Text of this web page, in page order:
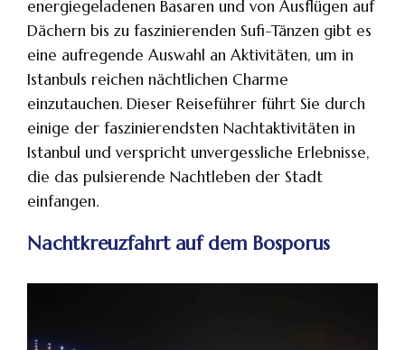
energiegeladenen Basaren und von Ausflügen auf
Dächern bis zu faszinierenden Sufi-Tänzen gibt es
eine aufregende Auswahl an Aktivitäten, um in
Istanbuls reichen nächtlichen Charme
einzutauchen. Dieser Reiseführer führt Sie durch
einige der faszinierendsten Nachtaktivitäten in
Istanbul und verspricht unvergessliche Erlebnisse,
die das pulsierende Nachtleben der Stadt
einfangen.
Nachtkreuzfahrt auf dem Bosporus